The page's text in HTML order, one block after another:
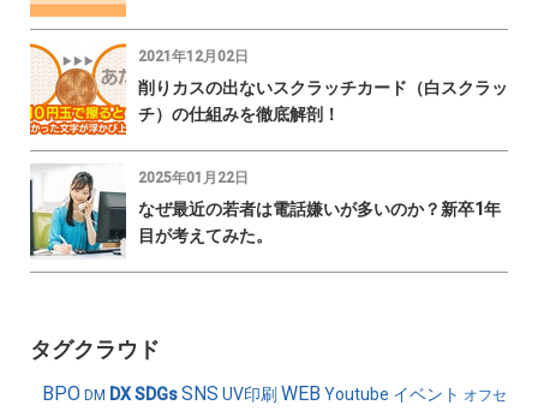
2021年12月02日
削りカスの出ないスクラッチカード（白スクラッ
チ）の仕組みを徹底解剖！
2025年01月22日
なぜ最近の若者は電話嫌いが多いのか？新卒1年
目が考えてみた。
タグクラウド
BPO DM DXSDGsSNS UV印刷 WEB Youtube イベント オフセ